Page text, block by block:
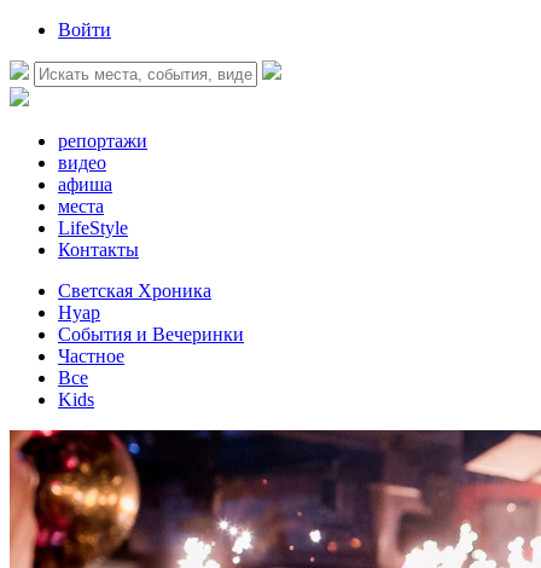
Войти
репортажи
видео
афиша
места
LifeStyle
Контакты
Светская Хроника
Нуар
События и Вечеринки
Частное
Все
Kids